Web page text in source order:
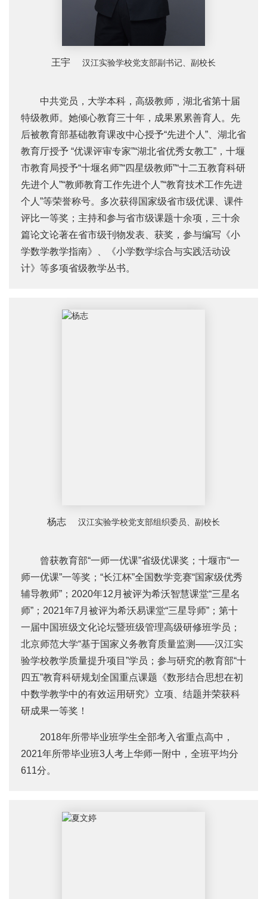
王宇 汉江实验学校党支部副书记、副校长
中共党员，大学本科，高级教师，湖北省第十届
特级教师。她倾心教育三十年，成果累累善育人。先
后被教育部基础教育课改中心授予“先进个人”、湖北省
教育厅授予 “优课评审专家”“湖北省优秀女教工”，十堰
市教育局授予“十堰名师”“四星级教师”“十二五教育科研
先进个人”“教师教育工作先进个人”“教育技术工作先进
个人”等荣誉称号。多次获得国家级省市级优课、课件
评比一等奖；主持和参与省市级课题十余项，三十余
篇论文论著在省市级刊物发表、获奖，参与编写《小
学数学教学指南》、《小学数学综合与实践活动设
计》等多项省级教学丛书。
杨志 汉江实验学校党支部组织委员、副校长
曾获教育部“一师一优课”省级优课奖；十堰市“一
师一优课”一等奖；“长江杯”全国数学竞赛“国家级优秀
辅导教师”；2020年12月被评为希沃智慧课堂“三星名
师”；2021年7月被评为希沃易课堂“三星导师”；第十
一届中国班级文化论坛暨班级管理高级研修班学员；
北京师范大学“基于国家义务教育质量监测——汉江实
验学校教学质量提升项目”学员；参与研究的教育部“十
四五”教育科研规划全国重点课题《数形结合思想在初
中数学教学中的有效运用研究》立项、结题并荣获科
研成果一等奖！
2018年所带毕业班学生全部考入省重点高中，
2021年所带毕业班3人考上华师一附中，全班平均分
611分。